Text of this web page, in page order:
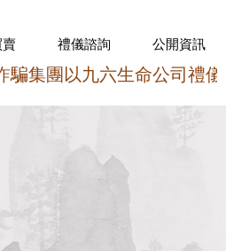
禮儀諮詢 公開資訊
集團以九六生命公司禮儀